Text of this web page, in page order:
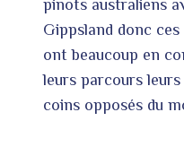
pinots australiens
Gippsland donc
ont beaucoup en
leurs parcours
coins opposés du